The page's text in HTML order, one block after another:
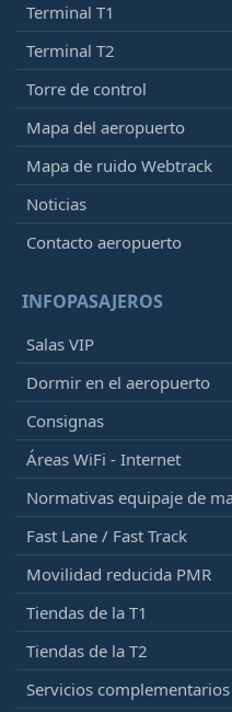
Terminal T1
Terminal T2
Torre de control
Mapa del aeropuerto
Mapa de ruido Webtrack
Noticias
Contacto aeropuerto
INFOPASAJEROS
Salas VIP
Dormir en el aeropuerto
Consignas
Áreas WiFi - Internet
Normativas equipaje de
Fast Lane / Fast Track
Movilidad reducida PMR
Tiendas de la T1
Tiendas de la T2
Servicios complementarios